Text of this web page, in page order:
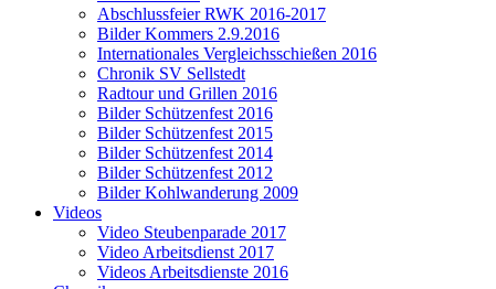
Abschlussfeier RWK 2016-2017
Bilder Kommers 2.9.2016
Internationales Vergleichsschießen 2016
Chronik SV Sellstedt
Radtour und Grillen 2016
Bilder Schützenfest 2016
Bilder Schützenfest 2015
Bilder Schützenfest 2014
Bilder Schützenfest 2012
Bilder Kohlwanderung 2009
Videos
Video Steubenparade 2017
Video Arbeitsdienst 2017
Videos Arbeitsdienste 2016